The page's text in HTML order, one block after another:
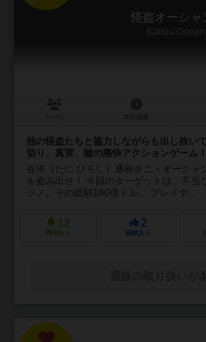
怪盗オーシャ
Kaitou
他の怪盗たちと協力しながらも出し抜い
切り、真実、嘘の痛快アクションゲーム！
谷洋（たに ひろし）通称タニ・オーシャ
を盗み出せ！ 今回のターゲットは、不当
ジノ。その総額160億ドル。 プレイヤ...
12
興味あり
2
経験あり